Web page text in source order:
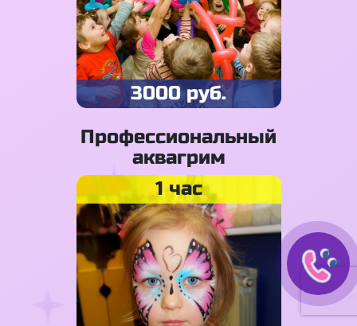
3000 руб.
Профессиональный
аквагрим
1 час